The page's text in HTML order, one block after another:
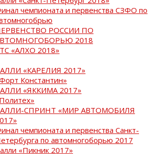
чемпионата и первенства СЗФО по
РОССИИ ПО
2018
«АЛХО 2018»
«КАРЕЛИЯ 2017»
Константин»
«ЯККИМА 2017»
СПРИНТ «МИР АВТОМОБИЛЯ
чемпионата и первенства Санкт-
по автомногоборью 2017
«Пикник 2017»